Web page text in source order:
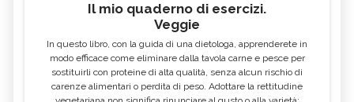
Il mio quaderno di esercizi.
Veggie
In questo libro, con la guida di una dietologa, apprenderete in
modo efficace come eliminare dalla tavola carne e pesce per
sostituirli con proteine di alta qualità, senza alcun rischio di
carenze alimentari o perdita di peso. Adottare la rettitudine